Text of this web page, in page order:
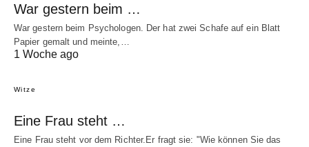
War gestern beim …
War gestern beim Psychologen. Der hat zwei Schafe auf ein Blatt
Papier gemalt und meinte,…
1 Woche ago
Witze
Eine Frau steht …
Eine Frau steht vor dem Richter.Er fragt sie: "Wie können Sie das